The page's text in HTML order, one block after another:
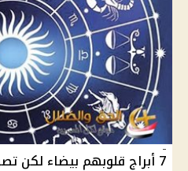
7 أبراج قلوبهم بيضاء لكن